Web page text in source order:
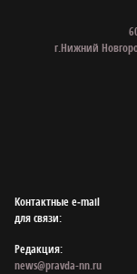
г.Нижний
Контактные e‑mail
для связи:
Редакция:
news@pravda-nn.ru